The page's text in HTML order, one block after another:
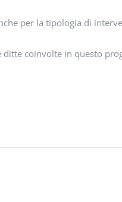
per la tipologia di
coinvolte in questo